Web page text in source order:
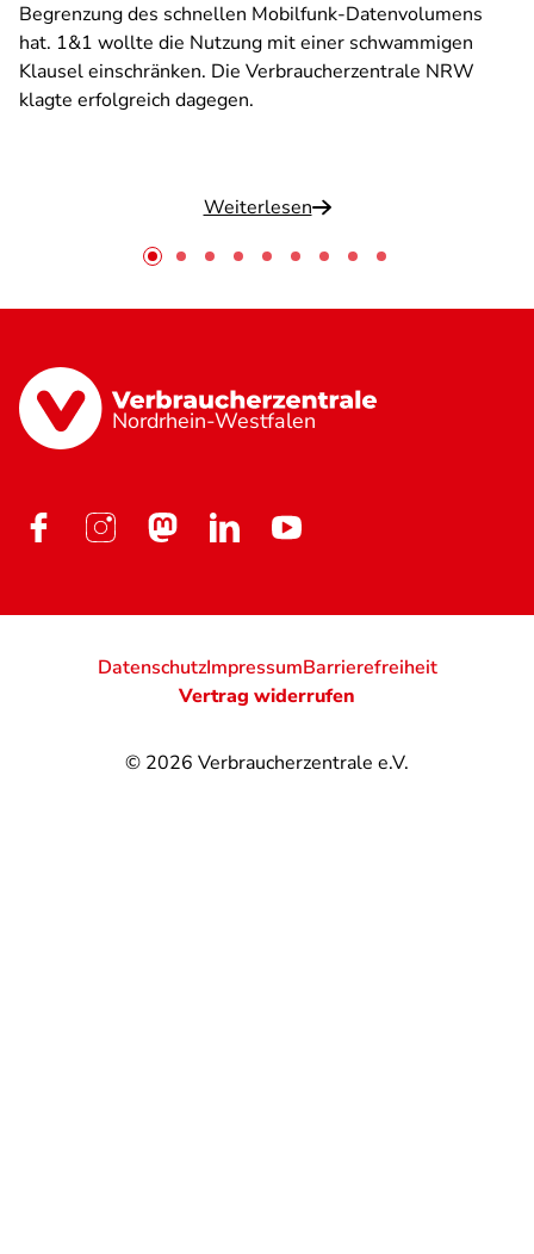
Begrenzung des schnellen Mobilfunk-Datenvolumens
hat. 1&1 wollte die Nutzung mit einer schwammigen
Klausel einschränken. Die Verbraucherzentrale NRW
klagte erfolgreich dagegen.
Weiterlesen
Nordrhein-Westfalen
© 2026 Verbraucherzentrale e.V.
DatenschutzImpressumBarrierefreiheit
Vertrag widerrufen